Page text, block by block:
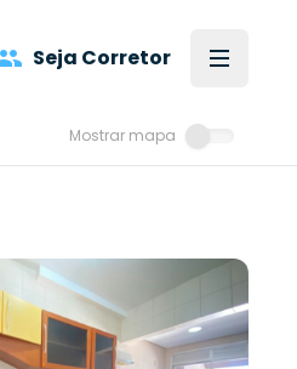
Seja Corretor
Mostrar mapa
• 1banheiro•1vaga